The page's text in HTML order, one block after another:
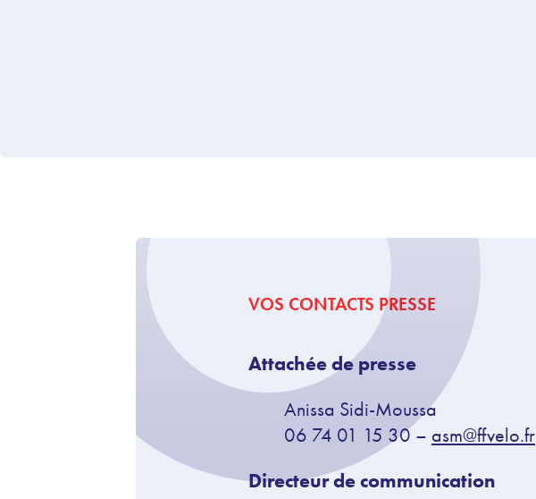
VOS CONTACTS PRESSE
Attachée de presse
Anissa Sidi-Moussa
06 74 01 15 30 – asm@ffvelo.fr
Directeur de communication